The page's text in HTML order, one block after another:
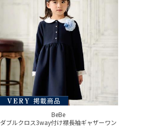
BeBe
ダブルクロス3way付け襟長袖ギャザーワン